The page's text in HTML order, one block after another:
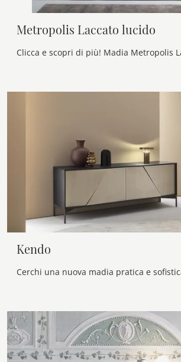
Metropolis Laccato lucido
Kendo